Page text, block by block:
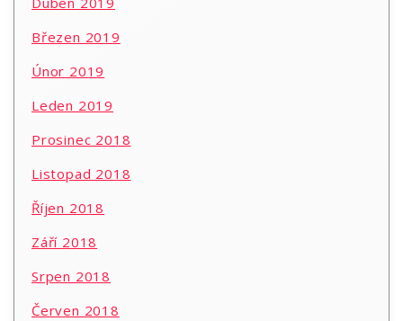
Březen 2019
Únor 2019
Leden 2019
Prosinec 2018
Listopad 2018
Říjen 2018
Září 2018
Srpen 2018
Červen 2018